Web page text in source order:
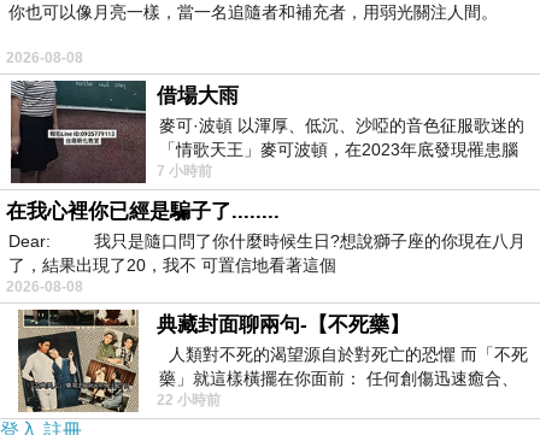
可是截至目前為止，娜姐就像我戲稱的，已經進
入"半退休"狀態，自從X夫人之後，就覺得這可能
是她最後一張個人專輯，沒想到過去4年了，她
還真的沒有推出新專輯，眼看明年要邁入第5
年，如果她明年真的推出新專輯，那就會破了她
4年才出一張的新紀錄，而這在華納時期是根本
不可能的事情。
而去年她回歸華納簽約，是為了重整過去作品，
這是最主要項目，所以接下來娜姊的賣祖產之路
是真的開始了，而50首冠軍舞曲就是第一步，後
面還有專輯們的彩膠版，也是會慢慢一個個浮出
你也可以像月亮一樣，當一名追隨者和補充者，用弱光關注人間。
2026-08-08
借場大雨
麥可·波頓 以渾厚、低沉、沙啞的音色征服歌迷的
「情歌天王」麥可波頓，在2023年底發現罹患腦
瘤「祈禱早日康復，一切都好」。
7 小時前
在我心裡你已經是騙子了........
Dear: 我只是隨口問了你什麼時候生日?想說獅子座的你現在八月
了，結果出現了20，我不 可置信地看著這個
2026-08-08
典藏封面聊兩句-【不死藥】
人類對不死的渴望源自於對死亡的恐懼 而「不死
藥」就這樣橫擺在你面前： 任何創傷迅速癒合、
停止衰老、痛覺消失…堪
22 小時前
登入 註冊